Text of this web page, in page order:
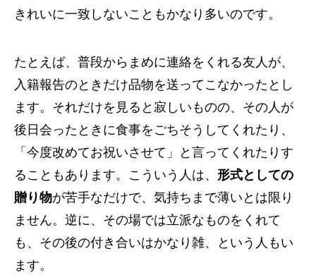
きれいに一致しないこともかなり多いのです。
たとえば、普段からまめに連絡をくれる友人が、
入籍報告のときだけ品物を送ってこなかったとし
ます。それだけを見ると寂しいものの、その人が
後日会ったときに食事をごちそうしてくれたり、
「今度改めてお祝いさせて」と言ってくれたりす
ることもあります。こういう人は、 形式としての
贈り物が苦手なだけで、気持ちまで薄いとは限り
ません。逆に、その場では立派なものをくれて
も、その後の付き合いはかなり雑、という人もい
ます。